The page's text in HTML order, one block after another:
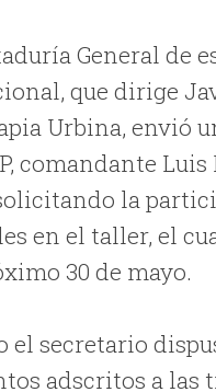
General de
que dirige
Urbina, envió
comandante Luis
la
en el taller, el
30 de mayo.
el secretario
adscritos a las